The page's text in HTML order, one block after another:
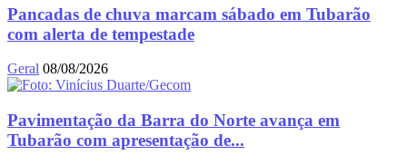
Pancadas de chuva marcam sábado em Tubarão
com alerta de tempestade
Geral 08/08/2026
Pavimentação da Barra do Norte avança em
Tubarão com apresentação de...